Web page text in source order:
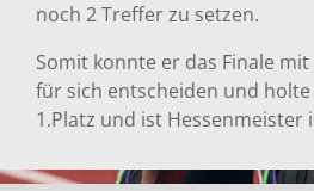
noch 2 Treffer zu setzen.
Somit konnte er das Finale
für sich entscheiden und
1.Platz und ist Hessenmeister